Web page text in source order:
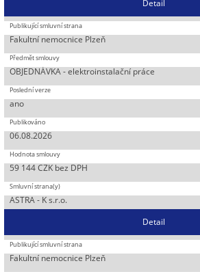
Detail
Fakultní nemocnice Plzeň
OBJEDNÁVKA - elektroinstalační práce
ano
06.08.2026
59 144 CZK bez DPH
ASTRA - K s.r.o.
Detail
Fakultní nemocnice Plzeň